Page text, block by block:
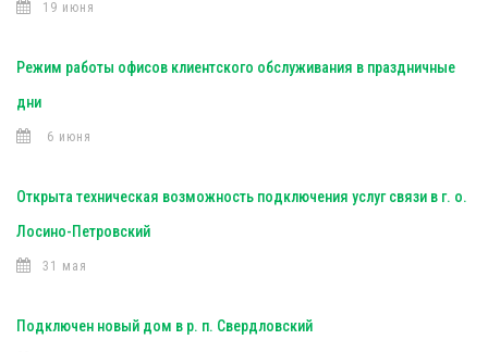
19 июня
Режим работы офисов клиентского обслуживания в праздничные
дни
6 июня
Открыта техническая возможность подключения услуг связи в г. о.
Лосино-Петровский
31 мая
Подключен новый дом в р. п. Свердловский